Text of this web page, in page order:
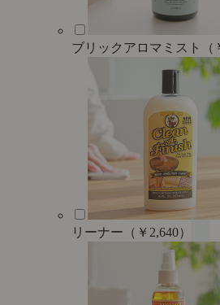
ブリックアロマミスト（
リーナー（￥2,640）